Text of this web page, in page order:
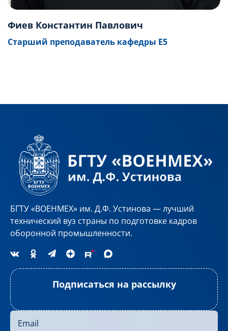
Фиев Константин Павлович
Старший преподаватель кафедры Е5
БГТУ «ВОЕНМЕХ» им. Д.Ф. Устинова — лучший
технический вуз страны по подготовке кадров
оборонной промышленности.
Подписаться на рассылку